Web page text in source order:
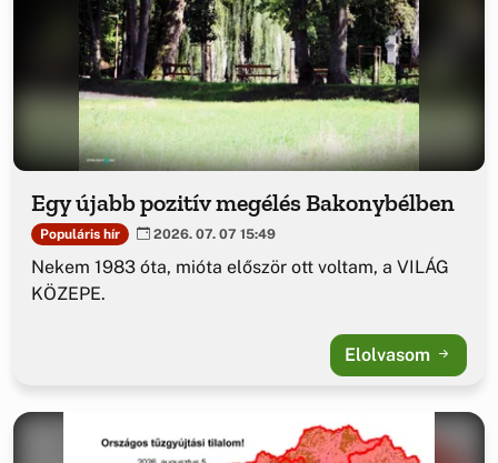
Egy újabb pozitív megélés Bakonybélben
Populáris hír 2026. 07. 07 15:49
Nekem 1983 óta, mióta először ott voltam, a VILÁG
KÖZEPE.
Elolvasom